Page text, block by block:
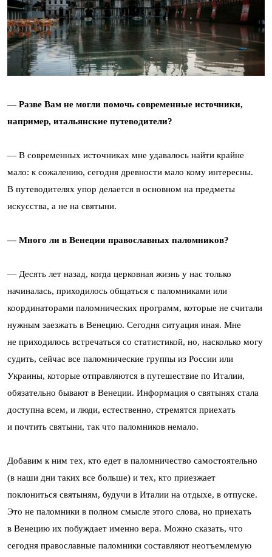
— Разве Вам не могли помочь современные источники,
например, итальянские путеводители?
— В современных источниках мне удавалось найти крайне
мало: к сожалению, сегодня древности мало кому интересны.
В путеводителях упор делается в основном на предметы
искусства, а не на святыни.
— Много ли в Венеции православных паломников?
— Десять лет назад, когда церковная жизнь у нас только
начиналась, приходилось общаться с паломниками или
координаторами паломнических программ, которые не считали
нужным заезжать в Венецию. Сегодня ситуация иная. Мне
не приходилось встречаться со статистикой, но, насколько могу
судить, сейчас все паломнические группы из России или
Украины, которые отправляются в путешествие по Италии,
обязательно бывают в Венеции. Информация о святынях стала
доступна всем, и люди, естественно, стремятся приехать
и почтить святыни, так что паломников немало.
Добавим к ним тех, кто едет в паломничество самостоятельно
(в наши дни таких все больше) и тех, кто приезжает
поклониться святыням, будучи в Италии на отдыхе, в отпуске.
Это не паломники в полном смысле этого слова, но приехать
в Венецию их побуждает именно вера. Можно сказать, что
сегодня православные паломники составляют неотъемлемую